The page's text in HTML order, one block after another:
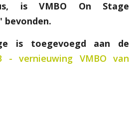
is VMBO On Stage
bevonden.
is toegevoegd aan de
- vernieuwing VMBO van